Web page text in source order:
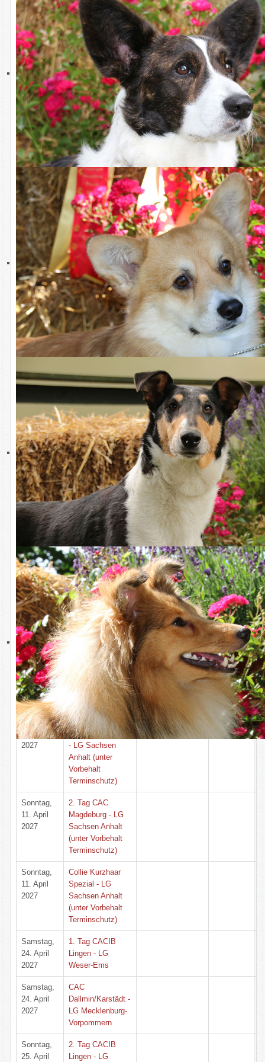
Sonntag,
20.
September
2026
Bobtail -
Rassespezial-
Ausstellung
30.08.2026 08.09.2026
Samstag,
03.
Oktober
2026
CACIB Rostock -
LG Hamburg
20.08.2026 03.09.2025
Sonntag,
04.
Oktober
2026
CACIB Rostock -
LG Hamburg
20.08.2026 03.09.2025
Freitag,
06.
November
2026
Bundessieger-
Ausstellung
Dortmund -
Hauptclub
08.09.2026 29.09.2026
Samstag,
07.
November
2026
Annual Trophy
Show Dortmund -
Hauptclub
08.09.2026 29.09.2026
Samstag,
28.
November
2026
CACIB Karlsruhe
- LG Württemberg
26.10.2026 30.10.2026
Sonntag,
November
German Winner
Württemberg
26.10.2026 30.10.2026
Samstag,
09. Januar
2027
1. Tag CACIB
Kassel - LG
Hessen
Sonntag,
10. Januar
2027
2. Tag CACIB
Kassel - LG
Hessen
Sonntag,
14.
Februar
2027
CAC Verl-Kaunitz
- LG Westfalen
05.01.2027 26.01.2027
Samstag,
13. März
2027
1. Tag CACIB
Offenburg - LG
Baden-Pfalz
Sonntag,
14. März
2027
2. Tag CACIB
Offenburg - LG
Baden-Pfalz
Samstag,
10. April
2027
1. Tag CAC
Magdeburg - LG
Sachsen Anhalt
(unter Vorbehalt
Terminschutz)
Samstag,
10. April
2027
Welsh Corgi
Pembroke Spezial
- LG Sachsen
Anhalt (unter
Vorbehalt
Terminschutz)
Sonntag,
11. April
2027
2. Tag CAC
Magdeburg - LG
Sachsen Anhalt
(unter Vorbehalt
Terminschutz)
Sonntag,
11. April
2027
Collie Kurzhaar
Spezial - LG
Sachsen Anhalt
(unter Vorbehalt
Terminschutz)
Samstag,
24. April
2027
1. Tag CACIB
Lingen - LG
Weser-Ems
Samstag,
24. April
2027
CAC
Dallmin/Karstädt -
LG Mecklenburg-
Vorpommern
Sonntag,
25. April
2. Tag CACIB
Lingen - LG